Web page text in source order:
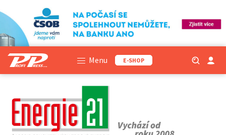
Menu E-SHOP